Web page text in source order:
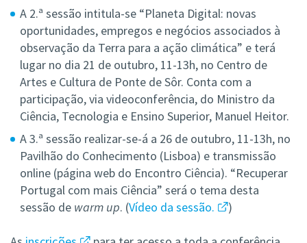
A 2.ª sessão intitula-se “Planeta Digital: novas
oportunidades, empregos e negócios associados à
observação da Terra para a ação climática” e terá
lugar no dia 21 de outubro, 11-13h, no Centro de
Artes e Cultura de Ponte de Sôr. Conta com a
participação, via videoconferência, do Ministro da
Ciência, Tecnologia e Ensino Superior, Manuel Heitor.
A 3.ª sessão realizar-se-á a 26 de outubro, 11-13h, no
Pavilhão do Conhecimento (Lisboa) e transmissão
online (página web do Encontro Ciência). “Recuperar
Portugal com mais Ciência” será o tema desta
sessão de warm up. (Vídeo da sessão. )